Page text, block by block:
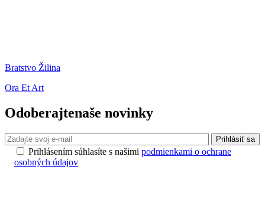
Bratstvo Žilina
Ora Et Art
Odoberajtenaše novinky
Prihlásiť sa
Prihlásením súhlasíte s našimi podmienkami o ochrane
osobných údajov